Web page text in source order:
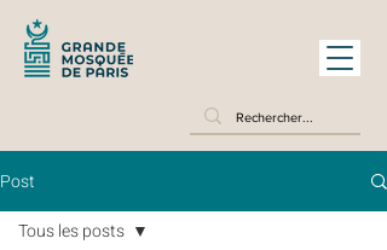
Post
Tous les posts